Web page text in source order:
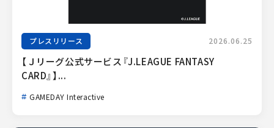
プレスリリース 2026.06.25
【Ｊリーグ公式サービス『J.LEAGUE FANTASY
CARD』】...
GAMEDAY Interactive